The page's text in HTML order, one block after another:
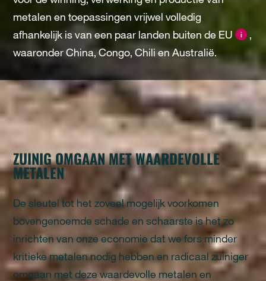
metalen en toepassingen vrijwel volledig
afhankelijk is van een paar landen buiten de EU i
,
waaronder China, Congo, Chili en Australië.
ZUINIG OMGAAN MET WAARDEVOLLE
METALEN
De sleutel tot het zoveel mogelijk voorkomen
bovengenoemde schade en schaarste is het zo
inrichten van onze economie dat we fors minder
kritieke metalen nodig hebben en radicaal zuiniger
omgaan met deze waardevolle metalen en